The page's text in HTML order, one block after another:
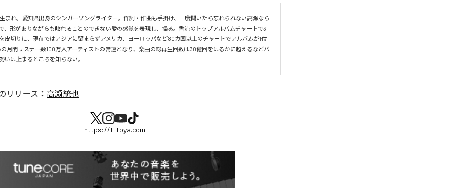
まれ。愛知県出身のシンガーソングライター。作詞・作曲も手掛け、一度聞いたら忘れられない高瀬なら
、形がありながらも触れることのできない愛の感覚を表現し、操る。香港のトップアルバムチャートで3
皮切りに、現在ではアジアに留まらずアメリカ、ヨーロッパなど80カ国以上のチャートでアルバムが1位
月間リスナー数100万人アーティストの常連となり、楽曲の総再生回数は30億回をはるかに超えるなどバ
いは止まるところを知らない。
リリース： 高瀬統也
https://t-toya.com